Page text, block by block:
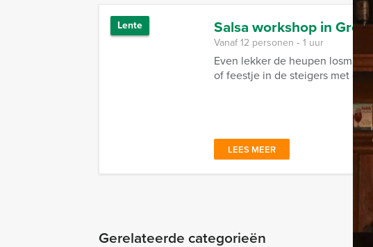
Salsa workshop in
Lente
Vanaf 12 personen ‐ 1 uur
Even lekker de heupen
of feestje in de steigers met
LEES MEER
Gerelateerde categorieën